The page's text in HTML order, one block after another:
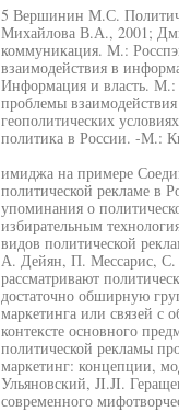
5 Вершинин М.С.
Михайлова В.А., 2001;
коммуникация. М.:
взаимодействия в
Информация и власть. М.:
проблемы
геополитических
политика в России. -М.:
имиджа на примере
политической рекламе в
упоминания о
избирательным
видов политической
А. Дейян, П. Мессарис, С.
рассматривают
достаточно обширную
маркетинга или связей с
контексте основного
политической рекламы
маркетинг: концепции,
Ульяновский, JI.JI.
современного